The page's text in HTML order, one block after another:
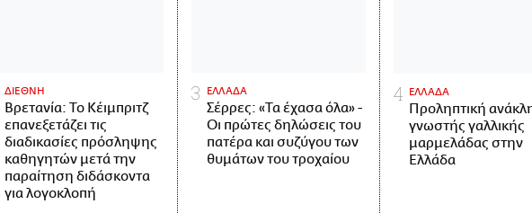
ΔΙΕΘΝΗ
Βρετανία: Το Κέιμπριτζ
επανεξετάζει τις
διαδικασίες πρόσληψης
καθηγητών μετά την
παραίτηση διδάσκοντα
για λογοκλοπή
ΕΛΛΑΔΑ
Σέρρες: «Τα έχασα όλα» -
Οι πρώτες δηλώσεις του
πατέρα και συζύγου των
θυμάτων του τροχαίου
ΕΛΛΑΔΑ
Προληπτική
γνωστής γαλλικής
μαρμελάδας στην
Ελλάδα